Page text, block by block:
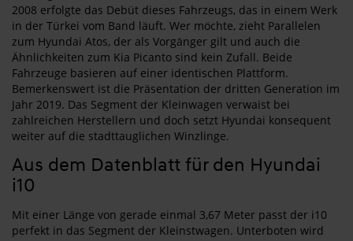
2008 erfolgte das Debüt dieses Fahrzeugs, das in einem Werk
in der Türkei vom Band läuft. Wer möchte, zieht Parallelen
zum Hyundai Atos, der als Vorgänger gilt und auch die
Ähnlichkeiten zum Kia Picanto sind kein Zufall. Beide
Fahrzeuge basieren auf einer identischen Plattform.
Bemerkenswert ist die Präsentation der dritten Generation im
Jahr 2019. Das Segment der Kleinwagen verwaist bei
zahlreichen Herstellern und doch setzt Hyundai konsequent
weiter auf die stadttauglichen Winzlinge.
Aus dem Datenblatt für den Hyundai
i10
Mit einer Länge von gerade einmal 3,67 Meter passt der i10
perfekt in das Segment der Kleinstwagen. Unterboten wird